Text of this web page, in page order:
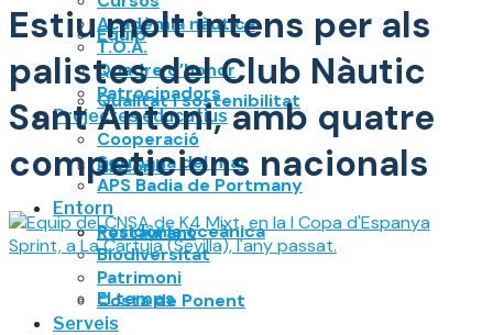
Acadèmia nàutica
T.O.A.
Quadre d’honor
Patrocinadors
Projectes educatius
Cooperació
Setmana del mar
APS Badia de Portmany
Entorn
Posidònia oceànica
Biodiversitat
Patrimoni
Costa de Ponent
Serveis
Equip
Qualitat i sostenibilitat
Història
Restaurant
El temps
Estiu molt intens per als
palistes del Club Nàutic
Sant Antoni, amb quatre
competicions nacionals